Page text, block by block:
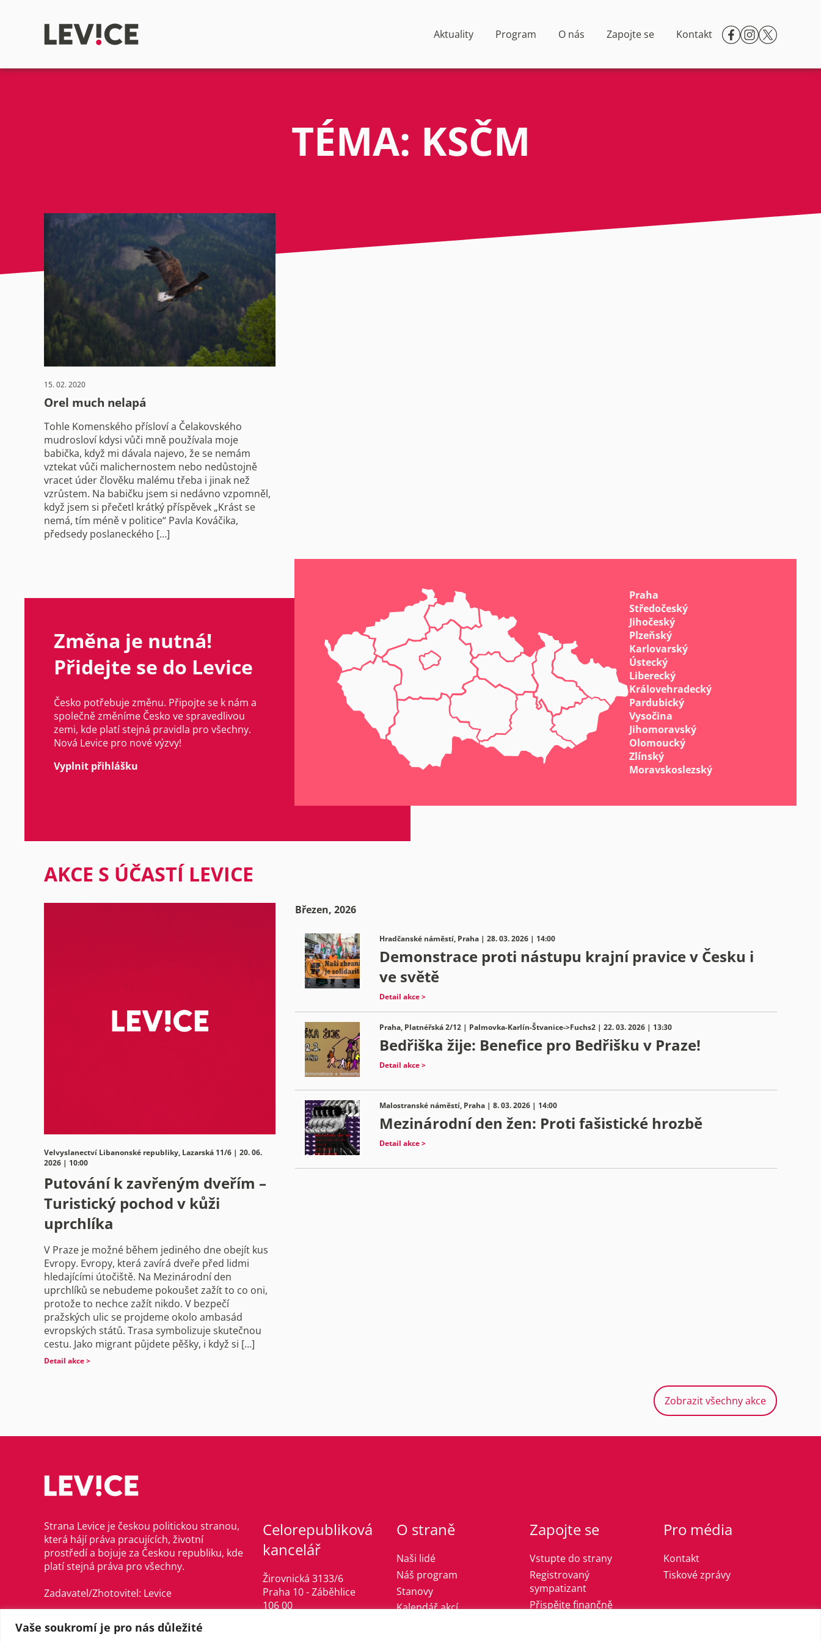
Vaše soukromí je pro nás důležité
Aktuality Program O nás Zapojte se Kontakt
TÉMA: KSČM
15. 02. 2020
Orel much nelapá
Tohle Komenského přísloví a Čelakovského
mudrosloví kdysi vůči mně používala moje
babička, když mi dávala najevo, že se nemám
vztekat vůči malichernostem nebo nedůstojně
vracet úder člověku malému třeba i jinak než
vzrůstem. Na babičku jsem si nedávno vzpomněl,
když jsem si přečetl krátký příspěvek „Krást se
nemá, tím méně v politice“ Pavla Kováčika,
předsedy poslaneckého […]
Změna je nutná!
Přidejte se do Levice
Česko potřebuje změnu. Připojte se k nám a
společně změníme Česko ve spravedlivou
zemi, kde platí stejná pravidla pro všechny.
Nová Levice pro nové výzvy!
Vyplnit přihlášku
Praha
Středočeský
Jihočeský
Plzeňský
Karlovarský
Ústecký
Liberecký
Královehradecký
Pardubický
Vysočina
Jihomoravský
Olomoucký
Zlínský
Moravskoslezský
AKCE S ÚČASTÍ LEVICE
Velvyslanectví Libanonské republiky, Lazarská 11/6 | 20. 06.
2026 | 10:00
Putování k zavřeným dveřím –
Turistický pochod v kůži
uprchlíka
V Praze je možné během jediného dne obejít kus
Evropy. Evropy, která zavírá dveře před lidmi
hledajícími útočiště. Na Mezinárodní den
uprchlíků se nebudeme pokoušet zažít to co oni,
protože to nechce zažít nikdo. V bezpečí
pražských ulic se projdeme okolo ambasád
evropských států. Trasa symbolizuje skutečnou
cestu. Jako migrant půjdete pěšky, i když si […]
Detail akce >
Březen, 2026
Hradčanské náměstí, Praha | 28. 03. 2026 | 14:00
Demonstrace proti nástupu krajní pravice v Česku i
ve světě
Detail akce >
Praha, Platnéřská 2/12 | Palmovka-Karlín-Štvanice->Fuchs2 | 22. 03. 2026 | 13:30
Bedřiška žije: Benefice pro Bedřišku v Praze!
Detail akce >
Malostranské náměstí, Praha | 8. 03. 2026 | 14:00
Mezinárodní den žen: Proti fašistické hrozbě
Detail akce >
Zobrazit všechny akce
Strana Levice je českou politickou stranou,
která hájí práva pracujících, životní
prostředí a bojuje za Českou republiku, kde
platí stejná práva pro všechny.
Zadavatel/Zhotovitel: Levice
©Levice, 2021–2024
Celorepubliková
kancelář
Žirovnická 3133/6
Praha 10 - Záběhlice
106 00
O straně
Naši lidé
Náš program
Stanovy
Kalendář akcí
Zapojte se
Vstupte do strany
Registrovaný
sympatizant
Přispějte finančně
Pro média
Kontakt
Tiskové zprávy